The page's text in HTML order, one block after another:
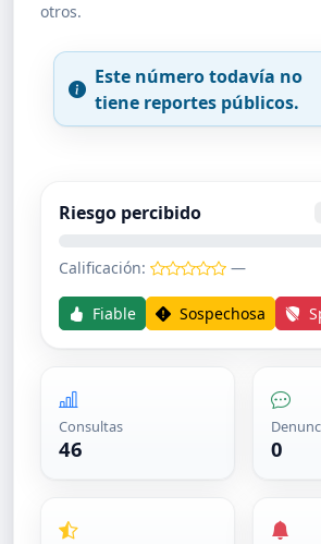
otros.
Este número todavía no
tiene reportes públicos.
Riesgo percibido
Calificación: —
Fiable Sospechosa
Consultas
46 0